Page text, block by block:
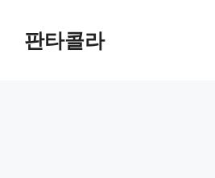
content판타콜라